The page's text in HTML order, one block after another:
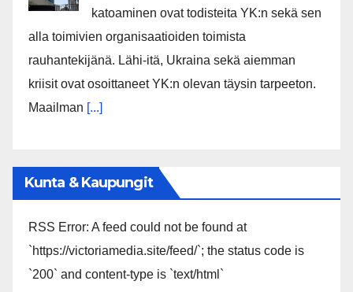
katoaminen ovat todisteita YK:n sekä sen
alla toimivien organisaatioiden toimista
rauhantekijänä. Lähi-itä, Ukraina sekä aiemman
kriisit ovat osoittaneet YK:n olevan täysin tarpeeton.
Maailman [...]
Kunta & Kaupungit
RSS Error: A feed could not be found at
`https://victoriamedia.site/feed/`; the status code is
`200` and content-type is `text/html`